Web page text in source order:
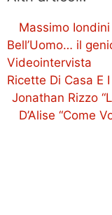
Massimo
Bell’Uomo… il
Videointervista
Ricette Di Casa E
Jonathan Rizzo
D’Alise “Come